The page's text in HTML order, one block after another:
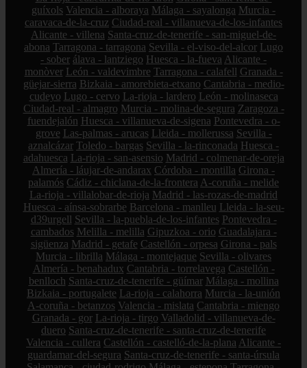
guíxols Valencia - alboraya Málaga - sayalonga Murcia -
caravaca-de-la-cruz Ciudad-real - villanueva-de-los-infantes
Alicante - villena Santa-cruz-de-tenerife - san-miguel-de-
abona Tarragona - tarragona Sevilla - el-viso-del-alcor Lugo
- sober álava - lantziego Huesca - la-fueva Alicante -
monòver León - valdevimbre Tarragona - calafell Granada -
güejar-sierra Bizkaia - amorebieta-etxano Cantabria - medio-
cudeyo Lugo - cervo La-rioja - lardero León - molinaseca
Ciudad-real - almagro Murcia - molina-de-segura Zaragoza -
fuendejalón Huesca - villanueva-de-sigena Pontevedra - o-
grove Las-palmas - arucas Lleida - mollerussa Sevilla -
aznalcázar Toledo - bargas Sevilla - la-rinconada Huesca -
adahuesca La-rioja - san-asensio Madrid - colmenar-de-oreja
Almería - láujar-de-andarax Córdoba - montilla Girona -
palamós Cádiz - chiclana-de-la-frontera A-coruña - melide
La-rioja - villalobar-de-rioja Madrid - las-rozas-de-madrid
Huesca - aínsa-sobrarbe Barcelona - manlleu Lleida - la-seu-
d39urgell Sevilla - la-puebla-de-los-infantes Pontevedra -
cambados Melilla - melilla Gipuzkoa - orio Guadalajara -
sigüenza Madrid - getafe Castellón - orpesa Girona - pals
Murcia - librilla Málaga - montejaque Sevilla - olivares
Almería - benahadux Cantabria - torrelavega Castellón -
benlloch Santa-cruz-de-tenerife - güímar Málaga - mollina
Bizkaia - portugalete La-rioja - calahorra Murcia - la-unión
A-coruña - betanzos Valencia - mislata Cantabria - miengo
Granada - gor La-rioja - tirgo Valladolid - villanueva-de-
duero Santa-cruz-de-tenerife - santa-cruz-de-tenerife
Valencia - cullera Castellón - castelló-de-la-plana Alicante -
guardamar-del-segura Santa-cruz-de-tenerife - santa-úrsula